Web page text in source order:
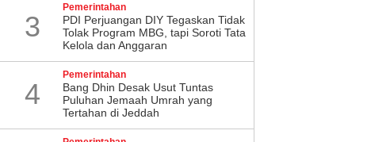
3
Pemerintahan
PDI Perjuangan DIY Tegaskan Tidak
Tolak Program MBG, tapi Soroti Tata
Kelola dan Anggaran
4
Pemerintahan
Bang Dhin Desak Usut Tuntas
Puluhan Jemaah Umrah yang
Tertahan di Jeddah